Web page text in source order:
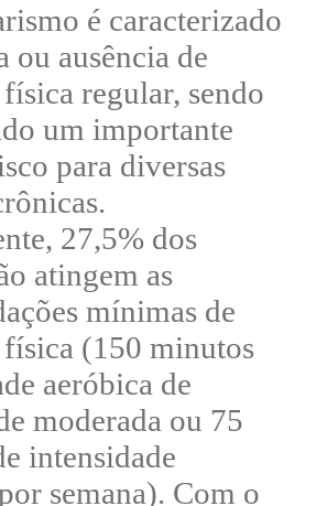
é caracterizado
ou ausência de
regular, sendo
um importante
para diversas
.
27,5% dos
atingem as
mínimas de
(150 minutos
aeróbica de
moderada ou 75
intensidade
semana). Com o